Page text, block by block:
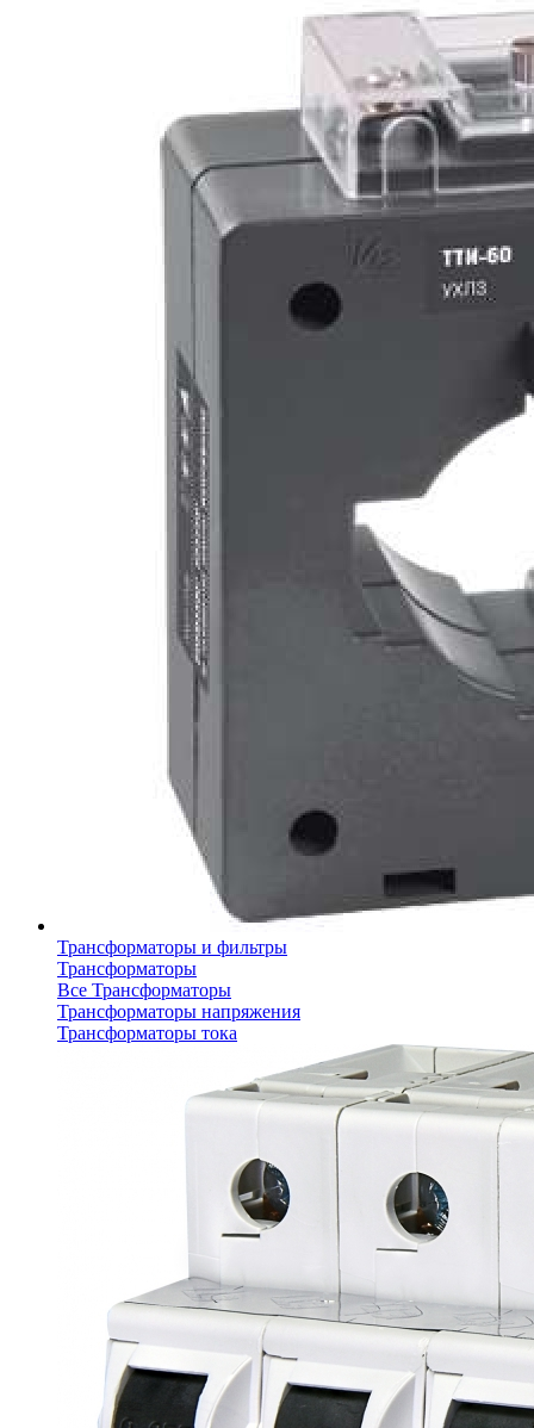
Трансформаторы и фильтры
Трансформаторы
Все Трансформаторы
Трансформаторы напряжения
Трансформаторы тока